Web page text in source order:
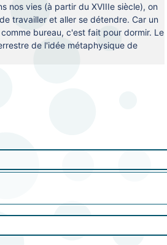
nos vies (à partir du XVIIIe siècle), on
travailler et aller se détendre. Car un
bureau, c'est fait pour dormir. Le
de l'idée métaphysique de